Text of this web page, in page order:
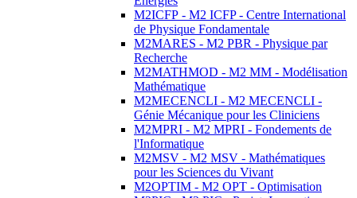
M2ICFP - M2 ICFP - Centre International
de Physique Fondamentale
M2MARES - M2 PBR - Physique par
Recherche
M2MATHMOD - M2 MM - Modélisation
Mathématique
M2MECENCLI - M2 MECENCLI -
Génie Mécanique pour les Cliniciens
M2MPRI - M2 MPRI - Fondements de
l'Informatique
M2MSV - M2 MSV - Mathématiques
pour les Sciences du Vivant
M2OPTIM - M2 OPT - Optimisation